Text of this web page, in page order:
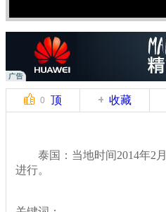
0 顶 收藏
泰国：当地时间2014年2月
进行。